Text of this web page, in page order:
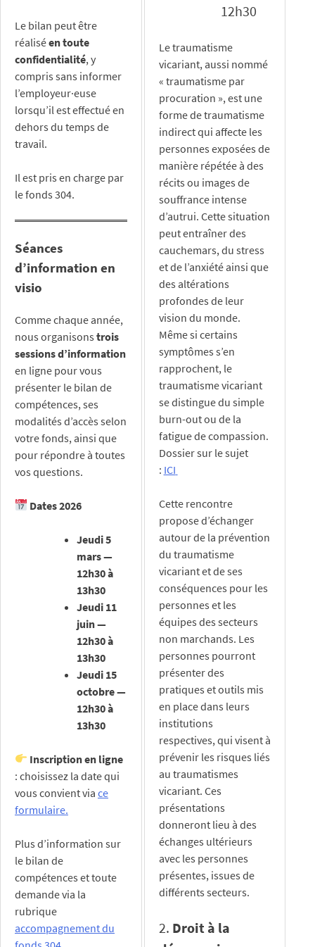
Le bilan peut être
réaliséen toute
confidentialité, y
compris sans informer
l’employeur·euse
lorsqu’il est effectué en
dehors du temps de
travail.
Il est pris en charge par
le fonds 304.
Séances
d’information en
visio
Comme chaque année,
nous organisons trois
sessions d’information
en ligne pour vous
présenter le bilan de
compétences, ses
modalités d’accès selon
votre fonds, ainsi que
pour répondre à toutes
vos questions.
Dates 2026
Jeudi 5
mars —
12h30 à
13h30
Jeudi 11
juin —
12h30 à
13h30
Jeudi 15
octobre —
12h30 à
13h30
Inscription en ligne
: choisissez la date qui
vous convient via ce
formulaire.
Plus d’information sur
le bilan de
compétences et toute
demande via la
rubrique
accompagnement du
12h30
Le traumatisme
vicariant, aussi nommé
« traumatisme par
procuration », est une
forme de traumatisme
indirect qui affecte les
personnes exposées de
manière répétée à des
récits ou images de
souffrance intense
d’autrui. Cette situation
peut entraîner des
cauchemars, du stress
et de l’anxiété ainsi que
des altérations
profondes de leur
vision du monde.
Même si certains
symptômes s’en
rapprochent, le
traumatisme vicariant
se distingue du simple
burn-out ou de la
fatigue de compassion.
Dossier sur le sujet
: ICI
Cette rencontre
propose d’échanger
autour de la prévention
du traumatisme
vicariant et de ses
conséquences pour les
personnes et les
équipes des secteurs
non marchands. Les
personnes pourront
présenter des
pratiques et outils mis
en place dans leurs
institutions
respectives, qui visent à
prévenir les risques liés
au traumatismes
vicariant. Ces
présentations
donneront lieu à des
échanges ultérieurs
avec les personnes
présentes, issues de
différents secteurs.
2. Droit à la